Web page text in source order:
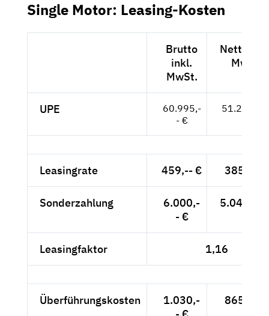
Single Motor: Leasing-Kosten
Brutto
inkl.
MwSt.
Netto
MwSt.
UPE
60.995,-
- €
51.256,--
Leasingrate 459,-- € 385,71 €
Sonderzahlung
6.000,-
- €
5.042,02
Leasingfaktor 1,16
Überführungskosten
1.030,-
865,55 €